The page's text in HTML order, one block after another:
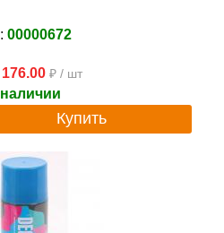
00000672
176.00 ₽ / шт
Купить